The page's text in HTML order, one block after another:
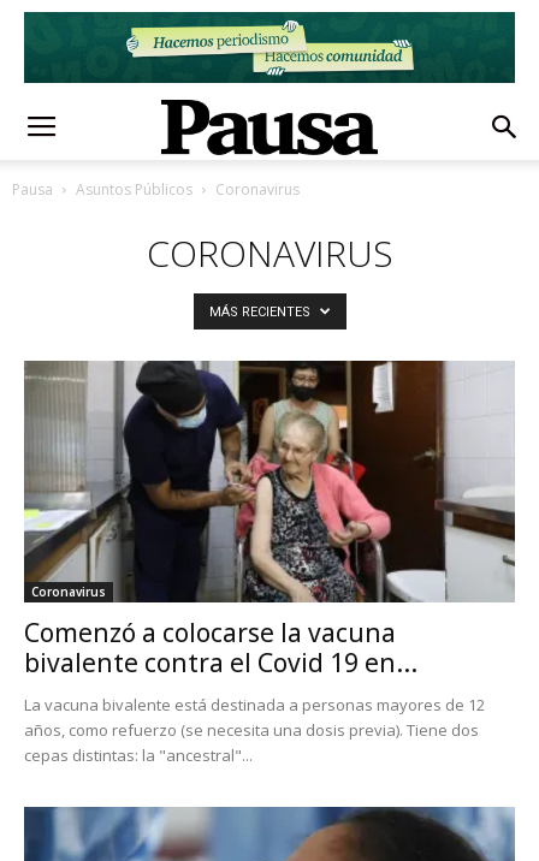
Pausa Asuntos Públicos Coronavirus
CORONAVIRUS
MÁS RECIENTES
Coronavirus
Comenzó a colocarse la vacuna
bivalente contra el Covid 19 en...
La vacuna bivalente está destinada a personas mayores de 12
años, como refuerzo (se necesita una dosis previa). Tiene dos
cepas distintas: la "ancestral"...